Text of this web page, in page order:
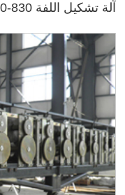
آلة تشكيل اللفة BH1200-830